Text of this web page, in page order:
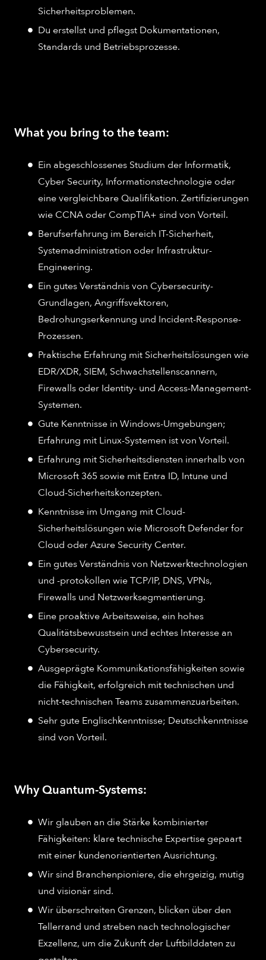
Sicherheitsproblemen.
Du erstellst und pflegst Dokumentationen,
Standards und Betriebsprozesse.
What you bring to the team:
Ein abgeschlossenes Studium der Informatik,
Cyber Security, Informationstechnologie oder
eine vergleichbare Qualifikation. Zertifizierungen
wie CCNA oder CompTIA+ sind von Vorteil.
Berufserfahrung im Bereich IT-Sicherheit,
Systemadministration oder Infrastruktur-
Engineering.
Ein gutes Verständnis von Cybersecurity-
Grundlagen, Angriffsvektoren,
Bedrohungserkennung und Incident-Response-
Prozessen.
Praktische Erfahrung mit Sicherheitslösungen wie
EDR/XDR, SIEM, Schwachstellenscannern,
Firewalls oder Identity- und Access-Management-
Systemen.
Gute Kenntnisse in Windows-Umgebungen;
Erfahrung mit Linux-Systemen ist von Vorteil.
Erfahrung mit Sicherheitsdiensten innerhalb von
Microsoft 365 sowie mit Entra ID, Intune und
Cloud-Sicherheitskonzepten.
Kenntnisse im Umgang mit Cloud-
Sicherheitslösungen wie Microsoft Defender for
Cloud oder Azure Security Center.
Ein gutes Verständnis von Netzwerktechnologien
und -protokollen wie TCP/IP, DNS, VPNs,
Firewalls und Netzwerksegmentierung.
Eine proaktive Arbeitsweise, ein hohes
Qualitätsbewusstsein und echtes Interesse an
Cybersecurity.
Ausgeprägte Kommunikationsfähigkeiten sowie
die Fähigkeit, erfolgreich mit technischen und
nicht-technischen Teams zusammenzuarbeiten.
Sehr gute Englischkenntnisse; Deutschkenntnisse
sind von Vorteil.
Why Quantum-Systems:
Wir glauben an die Stärke kombinierter
Fähigkeiten: klare technische Expertise gepaart
mit einer kundenorientierten Ausrichtung.
Wir sind Branchenpioniere, die ehrgeizig, mutig
und visionär sind.
Wir überschreiten Grenzen, blicken über den
Tellerrand und streben nach technologischer
Exzellenz, um die Zukunft der Luftbilddaten zu